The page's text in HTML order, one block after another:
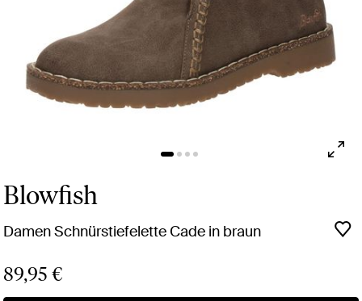
Blowfish
Damen Schnürstiefelette Cade in braun
89,95 €